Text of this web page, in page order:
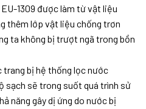
1309 được làm từ vật liệu
thêm lớp vật liệu chống trơn
ta không bị trượt ngã trong bồn
trang bị hệ thống lọc nước
sạch sẽ trong suốt quá trình sử
năng gây dị ứng do nước bị